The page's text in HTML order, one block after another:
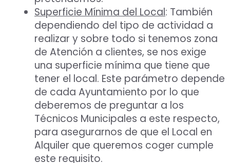
Superficie Mínima del Local: También
dependiendo del tipo de actividad a
realizar y sobre todo si tenemos zona
de Atención a clientes, se nos exige
una superficie mínima que tiene que
tener el local. Este parámetro depende
de cada Ayuntamiento por lo que
deberemos de preguntar a los
Técnicos Municipales a este respecto,
para asegurarnos de que el Local en
Alquiler que queremos coger cumple
este requisito.